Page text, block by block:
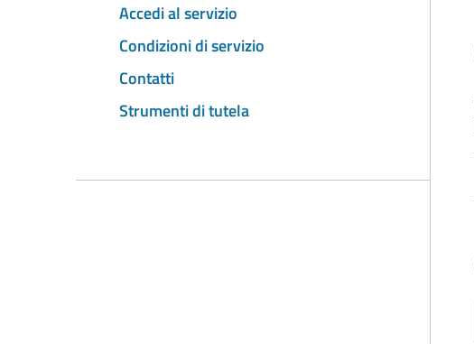
Accedi al servizio
Condizioni di servizio
Contatti
Strumenti di tutela